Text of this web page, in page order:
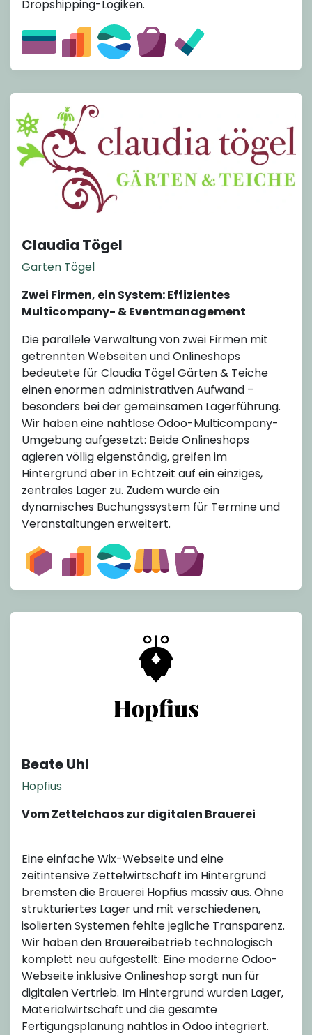
Dropshipping-Logiken.
Claudia Tögel
Garten Tögel
Zwei Firmen, ein System: Effizientes
Multicompany- & Eventmanagement
Die parallele Verwaltung von zwei Firmen mit
getrennten Webseiten und Onlineshops
bedeutete für Claudia Tögel Gärten & Teiche
einen enormen administrativen Aufwand –
besonders bei der gemeinsamen Lagerführung.
Wir haben eine nahtlose Odoo-Multicompany-
Umgebung aufgesetzt: Beide Onlineshops
agieren völlig eigenständig, greifen im
Hintergrund aber in Echtzeit auf ein einziges,
zentrales Lager zu. Zudem wurde ein
dynamisches Buchungssystem für Termine und
Veranstaltungen erweitert.
Beate Uhl
Hopfius
Vom Zettelchaos zur digitalen Brauerei
Eine einfache Wix-Webseite und eine
zeitintensive Zettelwirtschaft im Hintergrund
bremsten die Brauerei Hopfius massiv aus. Ohne
strukturiertes Lager und mit verschiedenen,
isolierten Systemen fehlte jegliche Transparenz.
Wir haben den Brauereibetrieb technologisch
komplett neu aufgestellt: Eine moderne Odoo-
Webseite inklusive Onlineshop sorgt nun für
digitalen Vertrieb. Im Hintergrund wurden Lager,
Materialwirtschaft und die gesamte
Fertigungsplanung nahtlos in Odoo integriert.